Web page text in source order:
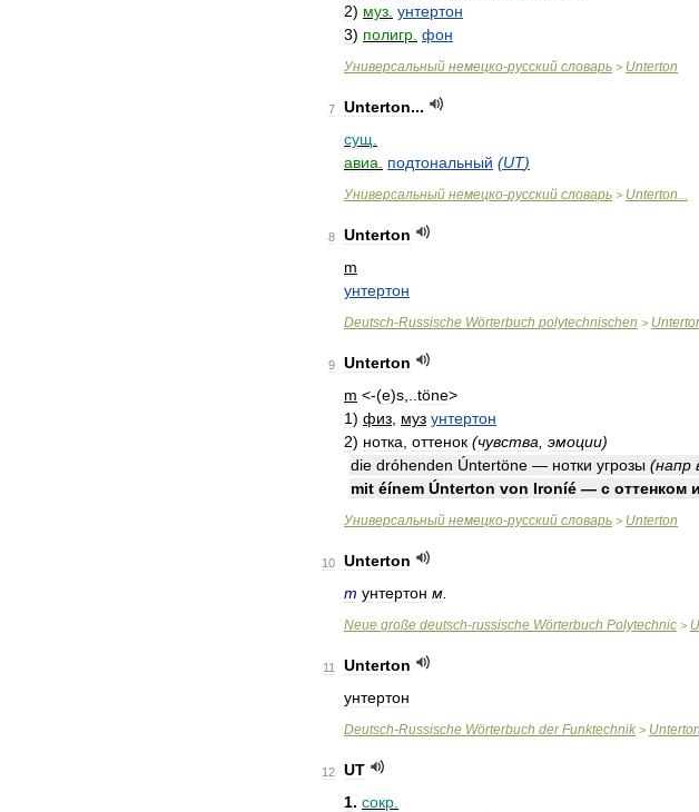
2) муз унтертон
3) полигр фон
Универсальный немецко-русский словарь > Unterton
7 Unterton...
сущ
авиа
подтональный (UT)
Универсальный немецко-русский словарь > Unterton...
8
Unterton
m
унтертон
Deutsch-Russische Wörterbuch polytechnischen >
9
Unterton
m <-(e)s töne>
1) физ муз унтертон
2) нотка оттенок (чувства эмоции)
die dróhenden Úntertöne — нотки угрозы (напр
mit éínem Únterton von Ironíé — с оттенком
Универсальный немецко-русский словарь > Unterton
10
Unterton
m унтертон м
Neue große deutsch-russische Wörterbuch Polytechnic >
11
Unterton
унтертон
Deutsch-Russische Wörterbuch der Funktechnik > Unterton
12
UT
1. сокр